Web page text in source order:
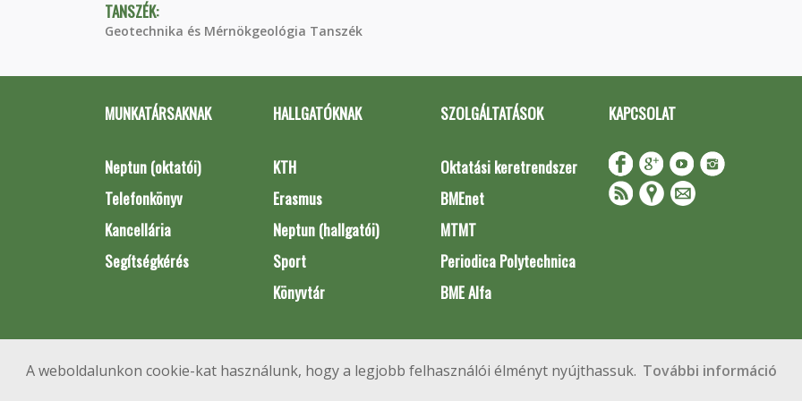
A weboldalunkon cookie-kat használunk, hogy a legjobb felhasználói élményt nyújthassuk. További információ
TANSZÉK:
Geotechnika és Mérnökgeológia Tanszék
MUNKATÁRSAKNAK
Neptun (oktatói)
Telefonkönyv
Kancellária
Segítségkérés
HALLGATÓKNAK
KTH
Erasmus
Neptun (hallgatói)
Sport
Könyvtár
SZOLGÁLTATÁSOK
Oktatási keretrendszer
BMEnet
MTMT
Periodica Polytechnica
BME Alfa
KAPCSOLAT
Impresszum
Copyright © 2020 BME Építőmérnöki Kar
1111 Budapest, Műegyetem rkp. 3.
+36 1 463 3531